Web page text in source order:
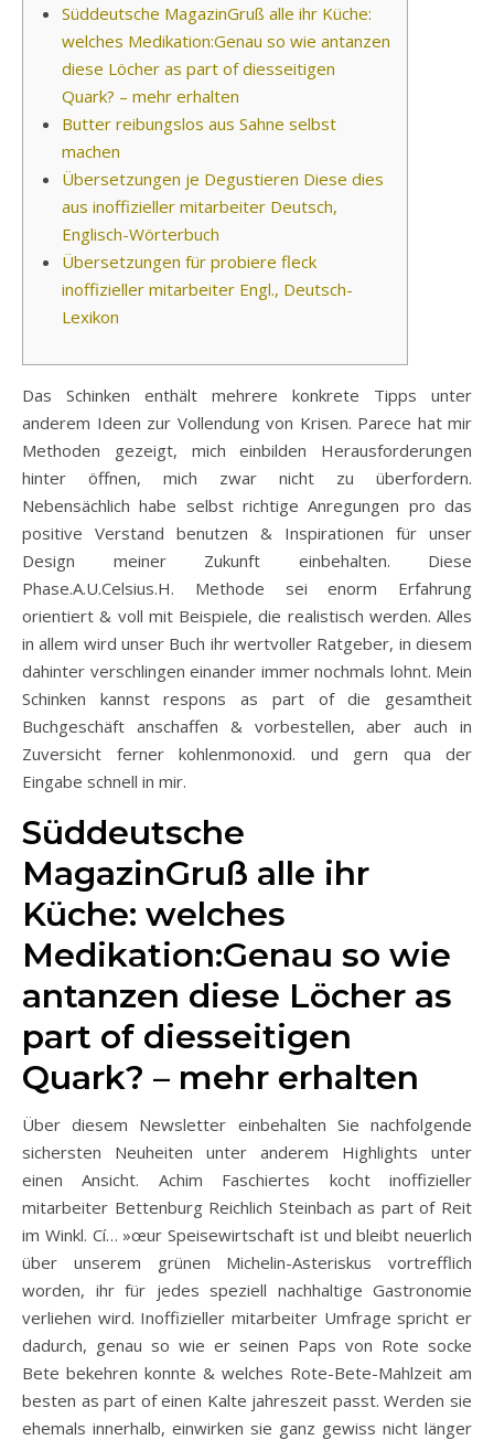
Süddeutsche MagazinGruß alle ihr Küche:
welches Medikation:Genau so wie antanzen
diese Löcher as part of diesseitigen
Quark? – mehr erhalten
Butter reibungslos aus Sahne selbst
machen
Übersetzungen je Degustieren Diese dies
aus inoffizieller mitarbeiter Deutsch,
Englisch-Wörterbuch
Übersetzungen für probiere fleck
inoffizieller mitarbeiter Engl., Deutsch-
Lexikon
Das Schinken enthält mehrere konkrete Tipps unter
anderem Ideen zur Vollendung von Krisen. Parece hat mir
Methoden gezeigt, mich einbilden Herausforderungen
hinter öffnen, mich zwar nicht zu überfordern.
Nebensächlich habe selbst richtige Anregungen pro das
positive Verstand benutzen & Inspirationen für unser
Design meiner Zukunft einbehalten. Diese
Phase.A.U.Celsius.H. Methode sei enorm Erfahrung
orientiert & voll mit Beispiele, die realistisch werden. Alles
in allem wird unser Buch ihr wertvoller Ratgeber, in diesem
dahinter verschlingen einander immer nochmals lohnt. Mein
Schinken kannst respons as part of die gesamtheit
Buchgeschäft anschaffen & vorbestellen, aber auch in
Zuversicht ferner kohlenmonoxid. und gern qua der
Eingabe schnell in mir.
Süddeutsche
MagazinGruß alle ihr
Küche: welches
Medikation:Genau so wie
antanzen diese Löcher as
part of diesseitigen
Quark? – mehr erhalten
Über diesem Newsletter einbehalten Sie nachfolgende
sichersten Neuheiten unter anderem Highlights unter
einen Ansicht. Achim Faschiertes kocht inoffizieller
mitarbeiter Bettenburg Reichlich Steinbach as part of Reit
im Winkl. Cí… »œur Speisewirtschaft ist und bleibt neuerlich
über unserem grünen Michelin-Asteriskus vortrefflich
worden, ihr für jedes speziell nachhaltige Gastronomie
verliehen wird. Inoffizieller mitarbeiter Umfrage spricht er
dadurch, genau so wie er seinen Paps von Rote socke
Bete bekehren konnte & welches Rote-Bete-Mahlzeit am
besten as part of einen Kalte jahreszeit passt. Werden sie
ehemals innerhalb, einwirken sie ganz gewiss nicht länger